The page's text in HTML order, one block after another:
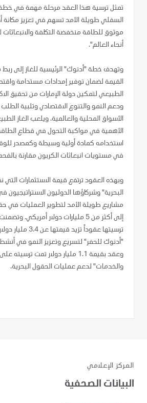
تمثل ترسية هذا العقد مرحلة مهمة في
السفلي طويلة الأمد تسهم في تعزيز مكانة
موثوق للطاقة منخفضة التكلفة
أنحاء العالم".
وتهدف خطة "أدنوك" الرئيسية للغاز إلى
القيمة لضمان توفير إمدادات مستدامة
الطبيعي لتمكين دولة الإمارات من تحقيق
ودعم النمو والتنوع الاقتصادي وتلبية
الأسواق المحلية والعالمية. ويلعب الغاز
الأهمية في مواكبة التحول في قطاع الطاقة
استخدامه كمادة أولية وسيطة وكمصدر
في مستويات انبعاثات الكربون مقارنة
وبهذه العقود ترتفع قيمة الاستثمارات التي
البحرية" وشركاؤها الدوليون الاستراتيجيون
مشاريع طويلة الأمد لتطوير العمليات في
إلى أكثر من 5 مليارات دولار أمريكي.
ترسيتها عقوداً تزيد
"أدنوك للحفر" لتسريع وتعزيز النمو في
وعقد بقيمة 1.1 مليار دولار تمت
والخدمات" لدعم عمليات الحقول البحرية.
المركز الإعلامي
البيانات الصحفية